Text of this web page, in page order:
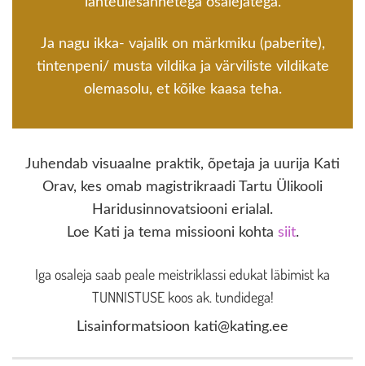
Ja nagu ikka- vajalik on märkmiku (paberite),
tintenpeni/ musta vildika ja värviliste vildikate
olemasolu, et kõike kaasa teha.
Juhendab visuaalne praktik, õpetaja ja uurija Kati
Orav, kes omab magistrikraadi Tartu Ülikooli
Haridusinnovatsiooni erialal.
Loe Kati ja tema missiooni kohta siit.
Iga osaleja saab peale meistriklassi edukat läbimist ka
TUNNISTUSE koos ak. tundidega!
Lisainformatsioon kati@kating.ee